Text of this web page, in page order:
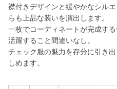
襟付きデザインと緩やかなシル
らも上品な装いを演出します。
一枚でコーディネートが完成す
活躍すること間違いなし。
チェック服の魅力を存分に引き
しめます。